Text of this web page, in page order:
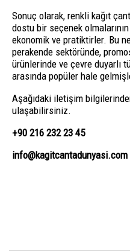
Sonuç olarak, renkli kağıt
dostu bir seçenek olmalarının
ekonomik ve pratiktirler. Bu
perakende sektöründe,
ürünlerinde ve çevre duyarlı
arasında popüler hale
Aşağıdaki iletişim
ulaşabilirsiniz.
+90 216 232 23 45
info@kagitcantadunyasi.com